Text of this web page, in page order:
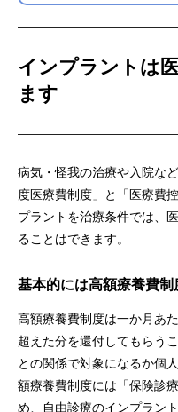
インプラントは
ます
病気・怪我の治療や入院な
度医療費制度」と「医療費
プラントを治療条件では、
ることはできます。
基本的には高額療養費制
高額療養費制度は一か月あ
超えた分を還付してもらう
との関係で対象になるか個
額療養費制度には「保険診
め、自由診療のインプラン